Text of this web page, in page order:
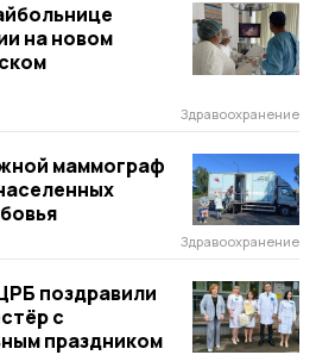
на новом
Здравоохранение
маммограф
Здравоохранение
поздравили
с
праздником